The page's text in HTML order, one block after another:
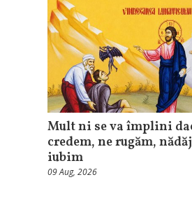
Mult ni se va împlini
credem, ne rugăm,
iubim
09 Aug, 2026